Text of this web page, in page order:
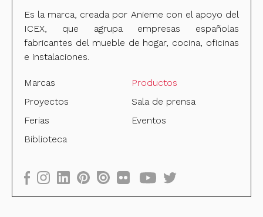
Es la marca, creada por Anieme con el apoyo del
ICEX, que agrupa empresas españolas
fabricantes del mueble de hogar, cocina, oficinas
e instalaciones.
Marcas
Productos
Proyectos
Sala de prensa
Ferias
Eventos
Biblioteca